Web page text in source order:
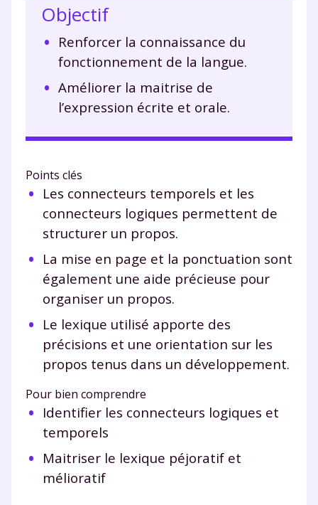
Objectif
Renforcer la connaissance du
fonctionnement de la langue.
Améliorer la maitrise de
l’expression écrite et orale.
Points clés
Les connecteurs temporels et les
connecteurs logiques permettent de
structurer un propos.
La mise en page et la ponctuation sont
également une aide précieuse pour
organiser un propos.
Le lexique utilisé apporte des
précisions et une orientation sur les
propos tenus dans un développement.
Pour bien comprendre
Identifier les connecteurs logiques et
temporels
Maitriser le lexique péjoratif et
mélioratif